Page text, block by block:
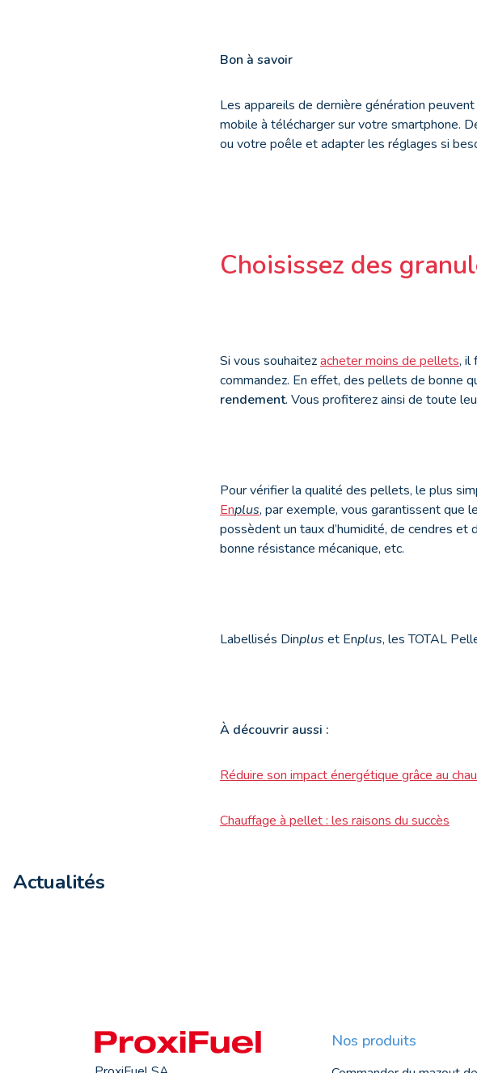
Bon à savoir
Les appareils de dernière génération
mobile à télécharger sur votre smartphone.
ou votre poêle et adapter les réglages si
Choisissez des
Si vous souhaitezacheter moins de pellets, il
commandez. En effet, des pellets de bonne
rendement. Vous profiterez ainsi de toute
Pour vérifier la qualité des pellets, le plus
Enplus, par exemple, vous garantissent que
possèdent un taux d’humidité, de cendres et
bonne résistance mécanique, etc.
Labellisés Dinplus et Enplus, les TOTAL
À découvrir aussi :
Réduire son impact énergétique grâce au
Chauffage à pellet : les raisons du succès
Actualités
Nos produits